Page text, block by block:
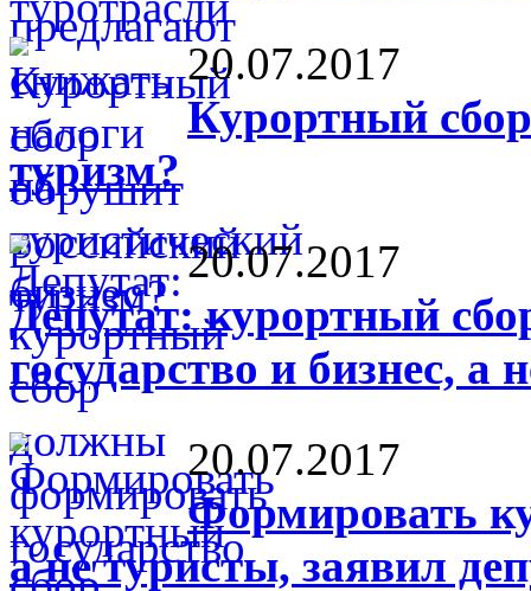
20.07.2017
Курортный
туризм?
20.07.2017
Депутат: курортный
государство и бизнес, а
20.07.2017
Формировать
а не туристы, заявил